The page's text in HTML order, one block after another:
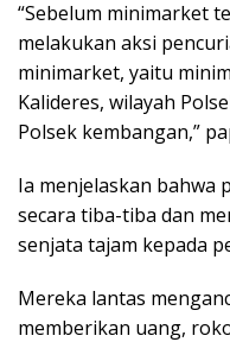
“Sebelum minimarket
melakukan aksi
minimarket, yaitu
Kalideres, wilayah
Polsek kembangan,”
Ia menjelaskan bahwa
secara tiba-tiba dan
senjata tajam kepada
Mereka lantas
memberikan uang,